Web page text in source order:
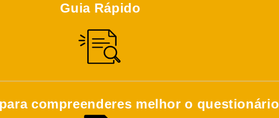
Guia Rápido
compreenderes melhor o questionário